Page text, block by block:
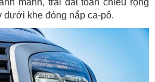
mảnh, trải dài toàn chiều rộng
khe đóng nắp ca-pô.